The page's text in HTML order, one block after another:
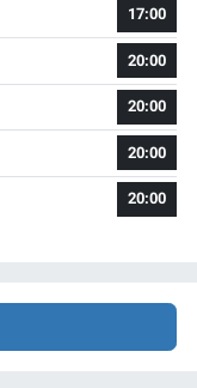
17:00
20:00
20:00
20:00
20:00